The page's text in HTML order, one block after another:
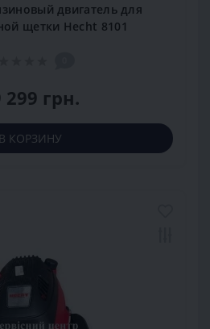
двигатель для
щетки Hecht 8101
299 грн.
В КОРЗИНУ